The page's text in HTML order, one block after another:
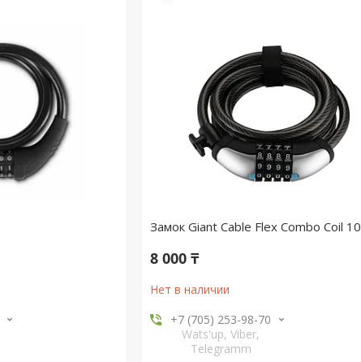
Замок Giant Cable Flex Combo Coil 10
8 000 ₸
Нет в наличии
+7 (705) 253-98-70
Wats'up, Viber,
Telegramm